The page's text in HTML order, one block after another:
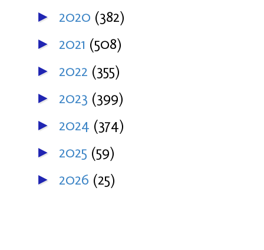
► 2020 (382)
► 2021 (508)
► 2022 (355)
► 2023 (399)
► 2024 (374)
► 2025 (59)
► 2026 (25)